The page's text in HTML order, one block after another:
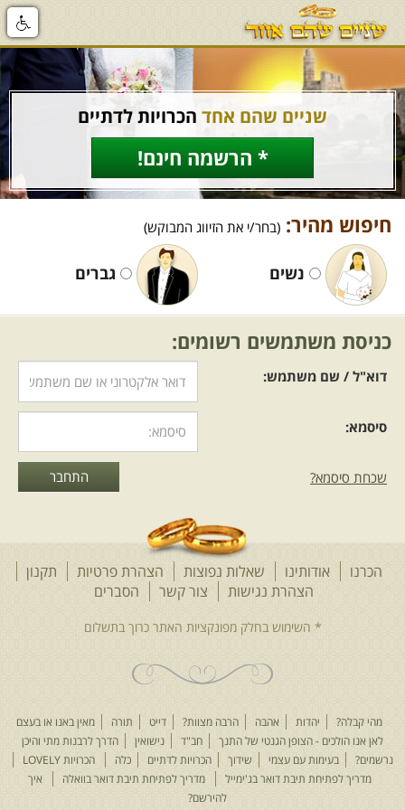
שניים שהם אחד הכרויות לדתיים
* הרשמה חינם!
חיפוש מהיר: (בחר/י את הזיווג המבוקש)
נשים גברים
כניסת משתמשים רשומים:
דוא"ל / שם משתמש:
סיסמא:
שכחת סיסמא?
הכרנו אודותינו שאלות נפוצות הצהרת פרטיות
תקנון
הצהרת נגישות
צור קשר הסברים
מהי קבלה? יהדות אהבה הרבה מצוות? דייט תורה
מאין באנו או בעצם
לאן אנו הולכים - הצופן הגנטי של התנך
חב"ד נישואין
הדרך לרבנות מתי והיכן
נרשמים?
בעימות עם עצמי שידוך הכרויות לדתיים כלה
הכרויות LOVELY
מדריך לפתיחת תיבת דואר בג'ימייל
מדריך לפתיחת תיבת דואר בוואלה
איך
להירשם?